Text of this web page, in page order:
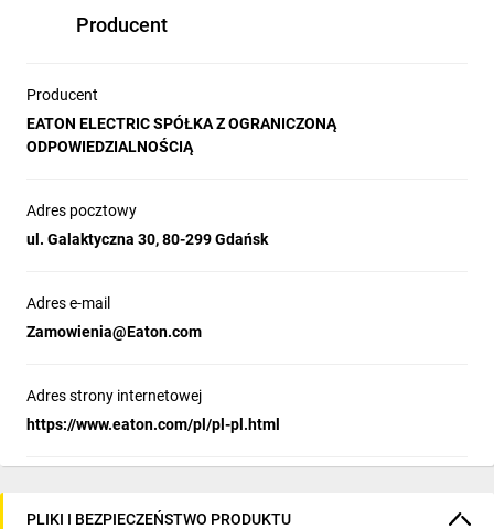
Producent
Producent
EATON ELECTRIC SPÓŁKA Z OGRANICZONĄ
ODPOWIEDZIALNOŚCIĄ
Adres pocztowy
ul. Galaktyczna 30, 80-299 Gdańsk
Adres e-mail
Zamowienia@Eaton.com
Adres strony internetowej
https://www.eaton.com/pl/pl-pl.html
PLIKI I BEZPIECZEŃSTWO PRODUKTU